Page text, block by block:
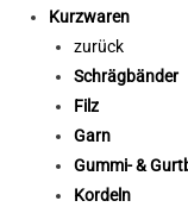
Kurzwaren
zurück
Schrägbänder
Filz
Garn
Gummi- &
Kordeln